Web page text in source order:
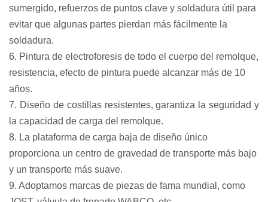
sumergido, refuerzos de puntos clave y soldadura útil para
evitar que algunas partes pierdan más fácilmente la
soldadura.
6. Pintura de electroforesis de todo el cuerpo del remolque,
resistencia, efecto de pintura puede alcanzar más de 10
años.
7. Diseño de costillas resistentes, garantiza la seguridad y
la capacidad de carga del remolque.
8. La plataforma de carga baja de diseño único
proporciona un centro de gravedad de transporte más bajo
y un transporte más suave.
9. Adoptamos marcas de piezas de fama mundial, como